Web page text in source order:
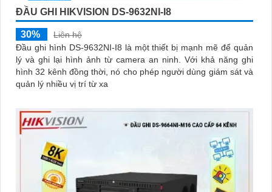
ĐẦU GHI HIKVISION DS-9632NI-I8
30%
Liên hệ
Đầu ghi hình DS-9632NI-I8 là một thiết bị mạnh mẽ để quản
lý và ghi lại hình ảnh từ camera an ninh. Với khả năng ghi
hình 32 kênh đồng thời, nó cho phép người dùng giám sát và
quản lý nhiều vị trí từ xa